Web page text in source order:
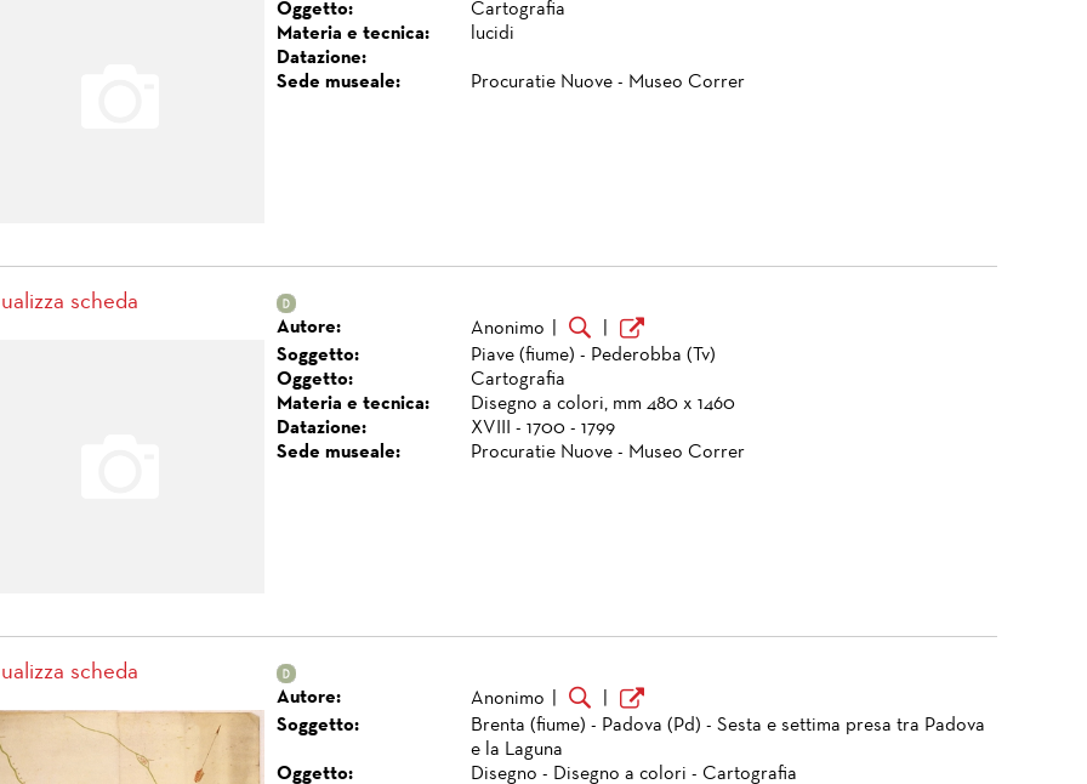
Oggetto:
Cartografia
Materia e tecnica:
lucidi
Datazione:
Sede museale:
Procuratie Nuove - Museo Correr
scheda
Autore: Anonimo
Soggetto:
Piave (fiume) - Pederobba (Tv)
Oggetto:
Cartografia
Materia e tecnica:
Disegno a colori, mm 480 x 1460
Datazione:
XVIII - 1700 - 1799
Sede museale:
Procuratie Nuove - Museo Correr
scheda
Autore: Anonimo
Soggetto:
Brenta (fiume) - Padova (Pd) - Sesta e settima presa tra Padova
e la Laguna
Oggetto:
Disegno - Disegno a colori - Cartografia